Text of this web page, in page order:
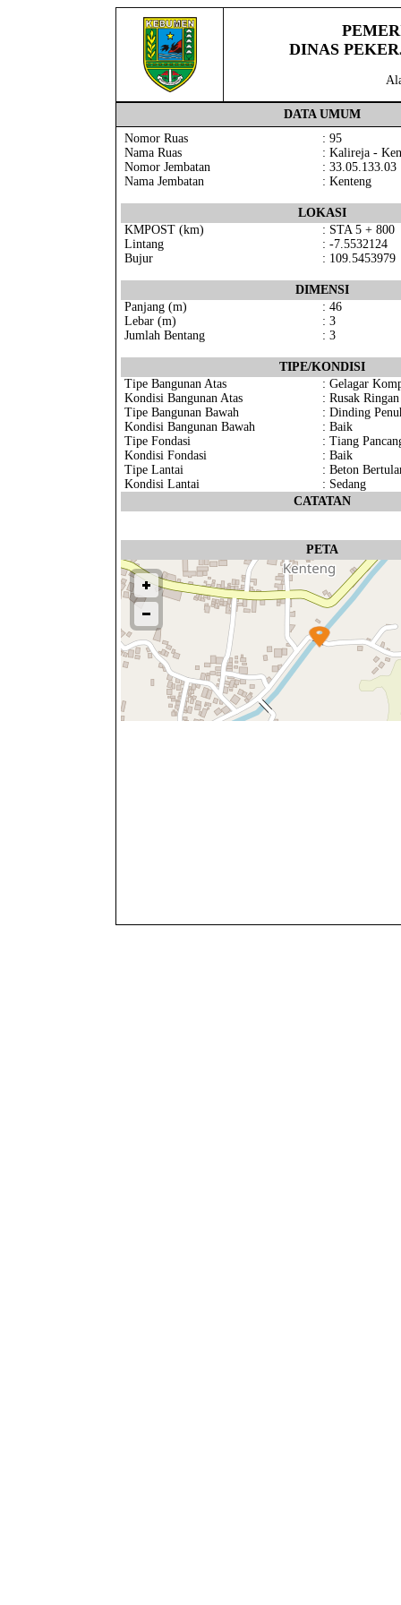
DINAS
DATA UMUM
Nomor Ruas
: 95
Nama Ruas
: Kalireja -
Nomor Jembatan
: 33.05.133.03
Nama Jembatan
: Kenteng
LOKASI
KMPOST (km)
: STA 5 + 800
Lintang
: -7.5532124
Bujur
: 109.5453979
DIMENSI
Panjang (m)
: 46
Lebar (m)
: 3
Jumlah Bentang
: 3
TIPE/KONDISI
Tipe Bangunan Atas
: Gelagar
Kondisi Bangunan Atas
: Rusak Ringan
Tipe Bangunan Bawah
: Dinding
Kondisi Bangunan Bawah
: Baik
Tipe Fondasi
: Tiang
Kondisi Fondasi
: Baik
Tipe Lantai
: Beton
Kondisi Lantai
: Sedang
CATATAN
PETA